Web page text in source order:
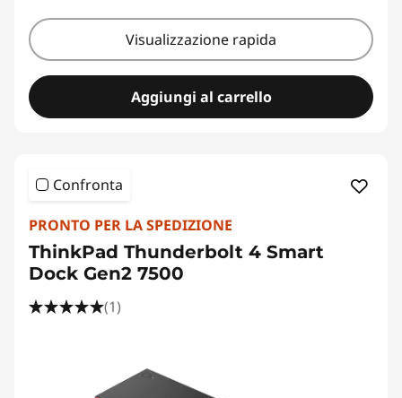
Visualizzazione rapida
Aggiungi al carrello
Confronta
PRONTO PER LA SPEDIZIONE
ThinkPad Thunderbolt 4 Smart
Dock Gen2 7500
(1)